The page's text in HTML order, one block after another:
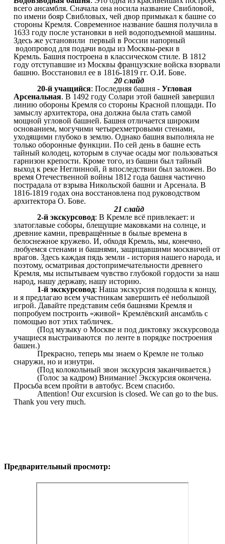
всего ансамбля. Сначала она носила название Свибловой,
по имени бояр Свибловых, чей двор примыкал к башне со
стороны Кремля. Современное название башня получила в
1633 году после установки в ней водоподъемной машины.
Здесь же установили первый в России напорный
водопровод для подачи воды из Москвы-реки в
Кремль. Башня построена в классическом стиле. В 1812
году отступавшие из Москвы французские войска взорвали
башню. Восстановил ее в 1816-1819 гг. О.И. Бове.
20 слайд
20-й учащийся: Последняя башня -Угловая
Арсенальная. В 1492 году Солари этой башней завершил
линию обороны Кремля со стороны Красной площади. По
замыслу архитектора, она должна была стать самой
мощной угловой башней. Башня отличается широким
основанием, могучими четырехметровыми стенами,
уходящими глубоко в землю. Однако башня выполняла не
только оборонные функции. По сей день в башне есть
тайный колодец, которым в случае осады мог пользоваться
гарнизон крепости. Кроме того, из башни был тайный
выход к реке Неглинной, й впоследствии был заложен. Во
время Отечественной войны 1812 года башня частично
пострадала от взрыва Никольской башни и Арсенала. В
1816-1819 годах она восстановлена под руководством
архитектора О. Бове.
21 слайд
2-й экскурсовод: В Кремле всё привлекает: и
златоглавые соборы, блещущие маковками на солнце, и
древние камни, превращённые в былые времена в
белоснежное кружево. И, обходя Кремль, мы, конечно,
любуемся стенами и башнями, защищавшими москвичей от
врагов. Здесь каждая пядь земли - история нашего народа, и
поэтому, осматривая достопримечательности древнего
Кремля, мы испытываем чувство глубокой гордости за наш
народ, нашу державу, нашу историю.
1-й экскурсовод: Наша экскурсия подошла к концу,
и я предлагаю всем участникам завершить её небольшой
игрой. Давайте представим себя башнями Кремля и
попробуем построить «живой» Кремлёвский ансамбль с
помощью вот этих табличек.
(Под музыку о Москве и под диктовку экскурсовода
учащиеся выстраиваются по ленте в порядке построения
башен.)
Прекрасно, теперь мы знаем о Кремле не только
снаружи, но и изнутри.
(Под колокольный звон экскурсия заканчивается.)
(Голос за кадром) Внимание! Экскурсия окончена.
Просьба всем пройти в автобус. Всем спасибо.
Attention! Our excursion is closed. We can go to the bus.
Thank you very much.
Предварительный просмотр: